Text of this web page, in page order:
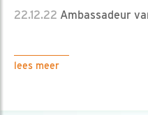
22.12.22 Ambassadeur
lees meer